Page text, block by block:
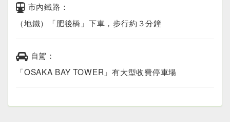
市內鐵路：
（地鐵）「肥後橋」下車，步行約３分鐘
自駕：
「OSAKA BAY TOWER」有大型收費停車場